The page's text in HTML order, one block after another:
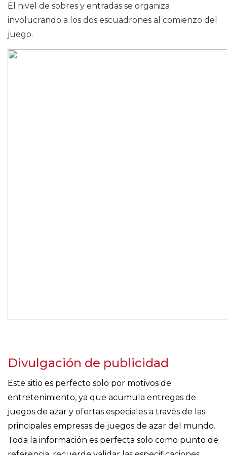
El nivel de sobres y entradas se organiza
involucrando a los dos escuadrones al comienzo del
juego.
Divulgación de publicidad
Este sitio es perfecto solo por motivos de
entretenimiento, ya que acumula entregas de
juegos de azar y ofertas especiales a través de las
principales empresas de juegos de azar del mundo.
Toda la información es perfecta solo como punto de